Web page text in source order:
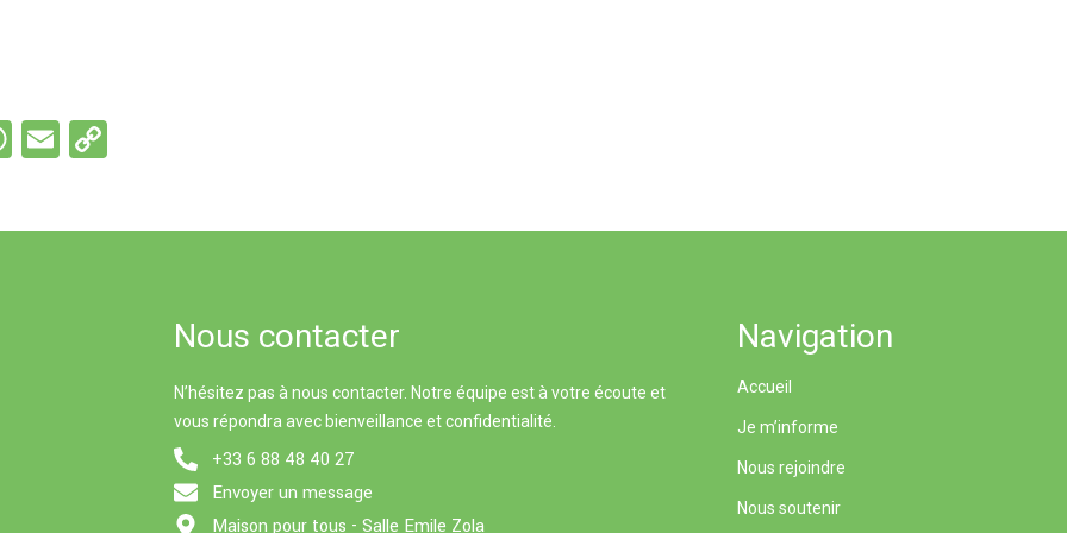
W E
Nous contacter
N’hésitez pas à nous contacter. Notre équipe est à votre écoute et
vous répondra avec bienveillance et confidentialité.
+33 6 88 48 40 27
Envoyer un message
Maison pour tous - Salle Emile Zola
Navigation
Accueil
Je m’informe
Nous rejoindre
Nous soutenir